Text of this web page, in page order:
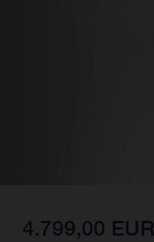
4.799,00 EUR